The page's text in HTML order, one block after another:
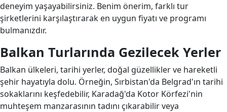
deneyim yaşayabilirsiniz. Benim önerim, farklı tur
şirketlerini karşılaştırarak en uygun fiyatı ve programı
bulmanızdır.
Balkan Turlarında Gezilecek Yerler
Balkan ülkeleri, tarihi yerler, doğal güzellikler ve hareketli
şehir hayatıyla dolu. Örneğin, Sırbistan'da Belgrad'ın tarihi
sokaklarını keşfedebilir, Karadağ'da Kotor Körfezi'nin
muhteşem manzarasının tadını çıkarabilir veya